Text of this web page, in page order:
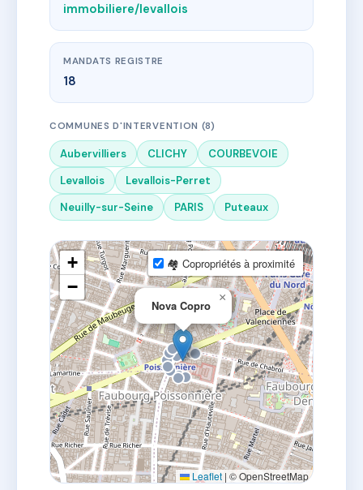
immobiliere/levallois
MANDATS REGISTRE
18
COMMUNES D'INTERVENTION (8)
Aubervilliers CLICHY
COURBEVOIE
Levallois
Levallois-Perret
Neuilly-sur-Seine
PARIS Puteaux
Nova Copro
×
+
−
🏘 Copropriétés à proximité
Leaflet | © OpenStreetMap